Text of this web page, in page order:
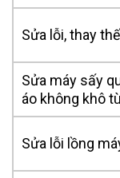
Sửa lỗi, thay
Sửa máy sấy
áo không khô
Sửa lỗi lồng